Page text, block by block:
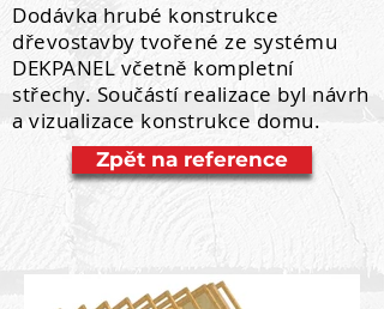
Dodávka hrubé konstrukce
dřevostavby tvořené ze systému
DEKPANEL včetně kompletní
střechy. Součástí realizace byl návrh
a vizualizace konstrukce domu.
Zpět na reference